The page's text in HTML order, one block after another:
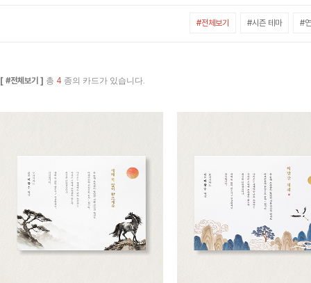
#전체보기 #시즌 테마 #
[ #전체보기 ] 총 4 종의 카드가 있습니다.